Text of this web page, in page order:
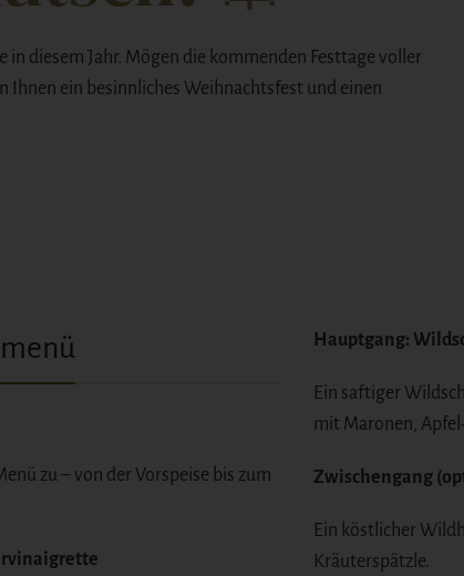
diesem Jahr. Mögen die kommenden Festtage voller
Ihnen ein besinnliches Weihnachtsfest und einen
zu – von der Vorspeise bis zum
Hauptgang:
Ein saftiger
mit Maronen,
Zwischengang
Ein köstlicher
Kräuterspätzle.